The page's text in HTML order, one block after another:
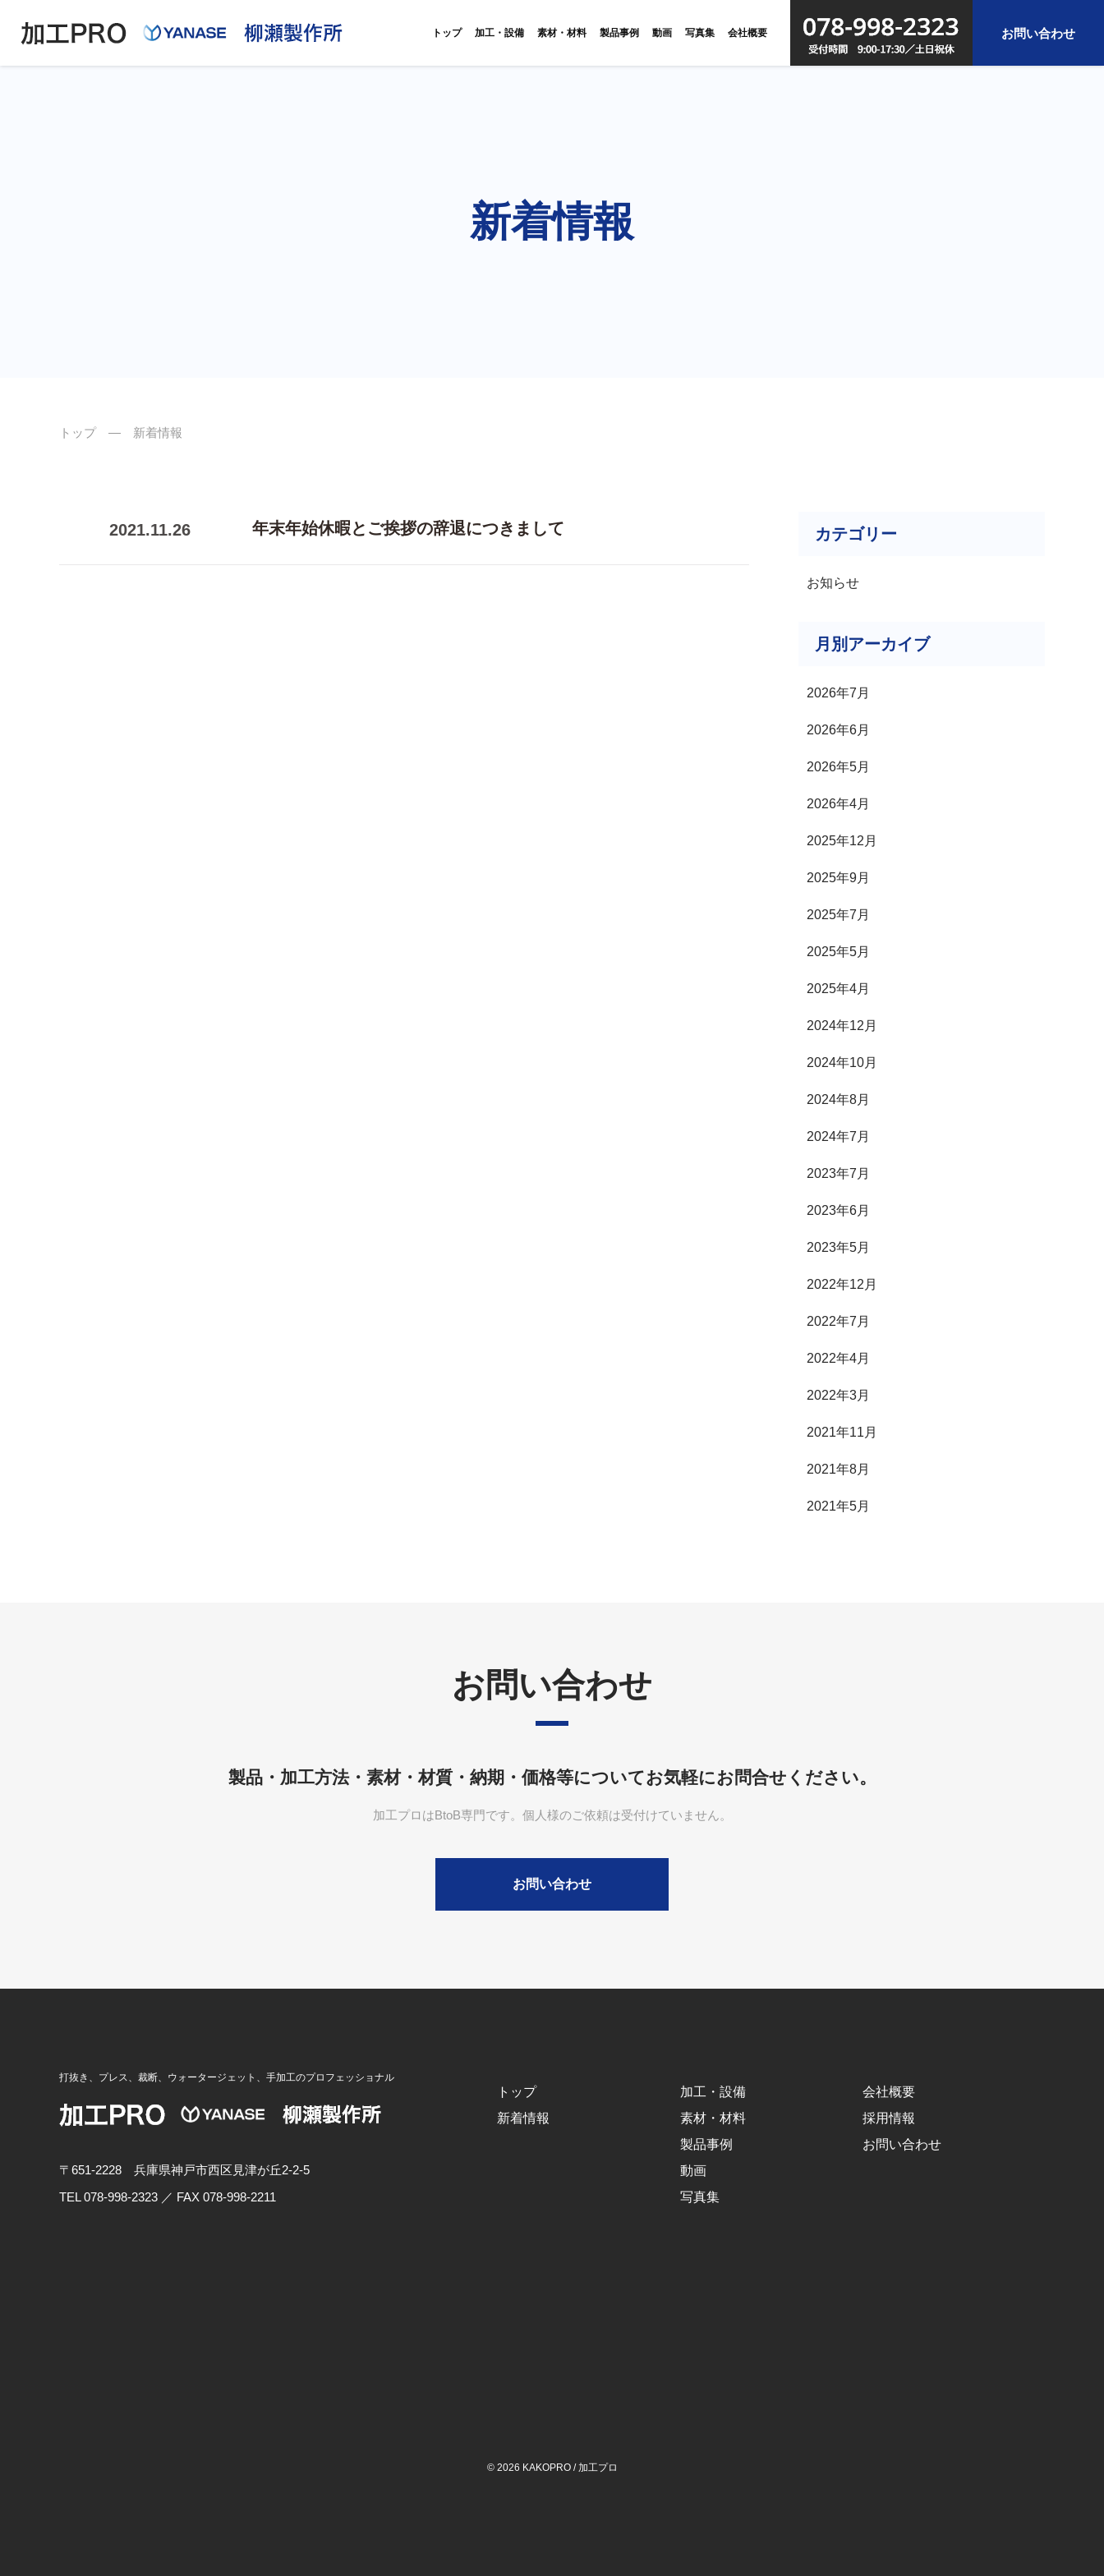
トップ 加工・設備 素材・材料 製品事例 動画 写真集 会社概要 お問い合わせ
新着情報
トップ― 新着情報
2021.11.26 年末年始休暇とご挨拶の辞退につきまして カテゴリー
お知らせ
月別アーカイブ
2026年7月
2026年6月
2026年5月
2026年4月
2025年12月
2025年9月
2025年7月
2025年5月
2025年4月
2024年12月
2024年10月
2024年8月
2024年7月
2023年7月
2023年6月
2023年5月
2022年12月
2022年7月
2022年4月
2022年3月
2021年11月
2021年8月
2021年5月
お問い合わせ
製品・加工方法・素材・材質・納期・価格等についてお気軽にお問合せください。
加工プロはBtoB専門です。個人様のご依頼は受付けていません。
お問い合わせ
打抜き、プレス、裁断、ウォータージェット、手加工のプロフェッショナル
〒651-2228 兵庫県神戸市西区見津が丘2-2-5
TEL 078-998-2323 ／ FAX 078-998-2211
トップ
新着情報
加工・設備
素材・材料
製品事例
動画
写真集
会社概要
採用情報
お問い合わせ
© 2026 KAKOPRO /加工プロ